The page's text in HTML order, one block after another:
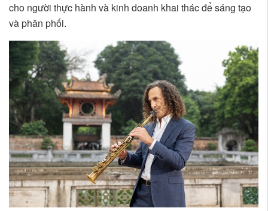
cho người thực hành và kinh doanh khai thác để sáng tạo
và phân phối.